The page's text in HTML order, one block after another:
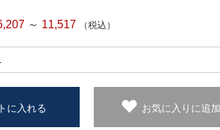
～ 11,517 （税込）
に入れる お気に入りに追加